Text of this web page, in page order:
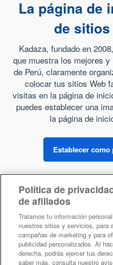
La página de
de
Kadaza, fundado en
que muestra los mejores
de Perú, claramente
colocar tus sitios Web
visitas en la página de
puedes establecer una
la página de
Establecer
Política de
de afiliados
Tratamos tu información
nuestros sitios y servicios, para
campañas de marketing y para
publicidad personalizados. Al
derecha, podrás ejercer tus
saber más, consulta nuestro